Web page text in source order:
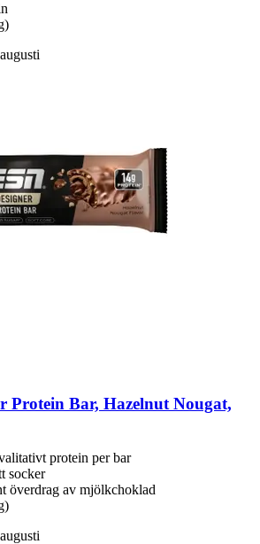
Protein Bar, Hazelnut Nougat,
protein per bar
socker
överdrag av mjölkchoklad